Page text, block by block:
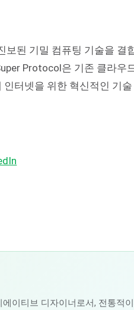
된 기밀 컴퓨팅 기술을 결
Protocol은 기존 클라우
터넷을 위한 혁신적인 기
이티브 디자이너로서, 전통적